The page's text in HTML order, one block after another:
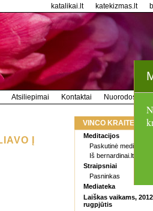
katalikai.lt katekizmas.lt
Atsiliepimai Kontaktai Nuorodos
Į
VINCO KRAITELĖ
Meditacijos
Paskutinė meditacija
Iš bernardinai.lt
Straipsniai
Pasninkas
Mediateka
Laiškas vaikams, 2012
rugpjūtis